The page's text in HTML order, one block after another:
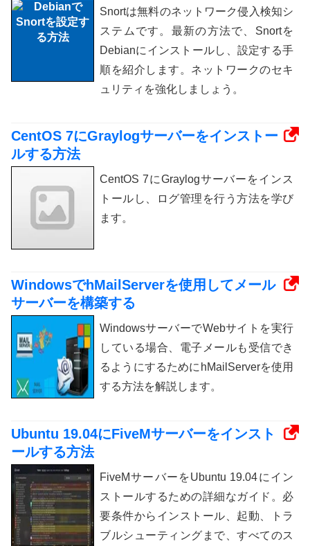
Snortは無料のネットワーク侵入検知シ
ステムです。最新の方法で、Snortを
Debianにインストールし、設定する手
順を紹介します。ネットワークのセキ
ュリティを強化しましょう。
CentOS 7にGraylogサーバーをインストー
ルする方法
CentOS 7にGraylogサーバーをインス
トールし、ログ管理を行う方法を学び
ます。
WindowsでhMailServerを使用してメール
サーバーを構築する
WindowsサーバーでWebサイトを実行
している場合、電子メールも受信でき
るようにするためにhMailServerを使用
する方法を解説します。
Ubuntu 19.04にFiveMサーバーをインスト
ールする方法
FiveMサーバーをUbuntu 19.04にイン
ストールするための詳細なガイド。必
要条件からインストール、起動、トラ
ブルシューティングまで、すべてのス